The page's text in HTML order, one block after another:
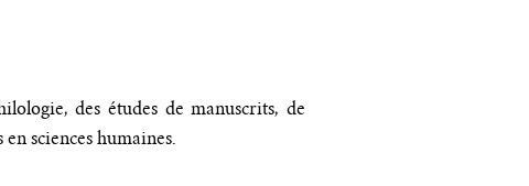
des études de manuscrits, de
sciences humaines.